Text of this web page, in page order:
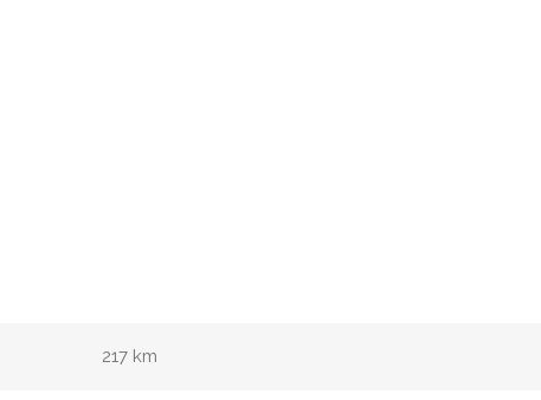
217 km